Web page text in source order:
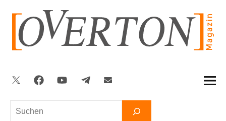
springen
Suchen
Twitter FacebookYouTubeTelegram